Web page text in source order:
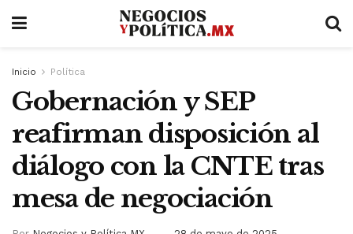
Inicio Política
Gobernación y SEP
reafirman disposición al
diálogo con la CNTE tras
mesa de negociación